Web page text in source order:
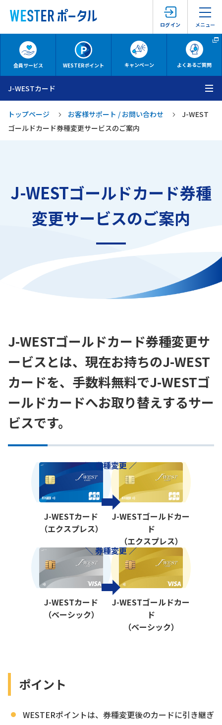
ログイン メニュー
会員サービス WESTERポイント キャンペーン よくあるご質問
J-WESTカード メ
トップページ お客様サポート / お問い合わせ
J-WEST
ゴールドカード券種変更サービスのご案内
J-WESTゴールドカード券種
変更サービスのご案内
J-WESTゴールドカード券種変更サ
ービスとは、 現在お持ちのJ-WEST
カードを、手数料無料でJ-WESTゴ
ールドカードへお取り替えするサー
ビスです。
J-WESTカード
（エクスプレス）
＼ 券種変更 ／
J-WESTゴールドカー
ド
（エクスプレス）
J-WESTカード
（ベーシック）
＼ 券種変更 ／
J-WESTゴールドカー
ド
（ベーシック）
ポイント
WESTERポイントは、券種変更後のカードに引き継ぎ